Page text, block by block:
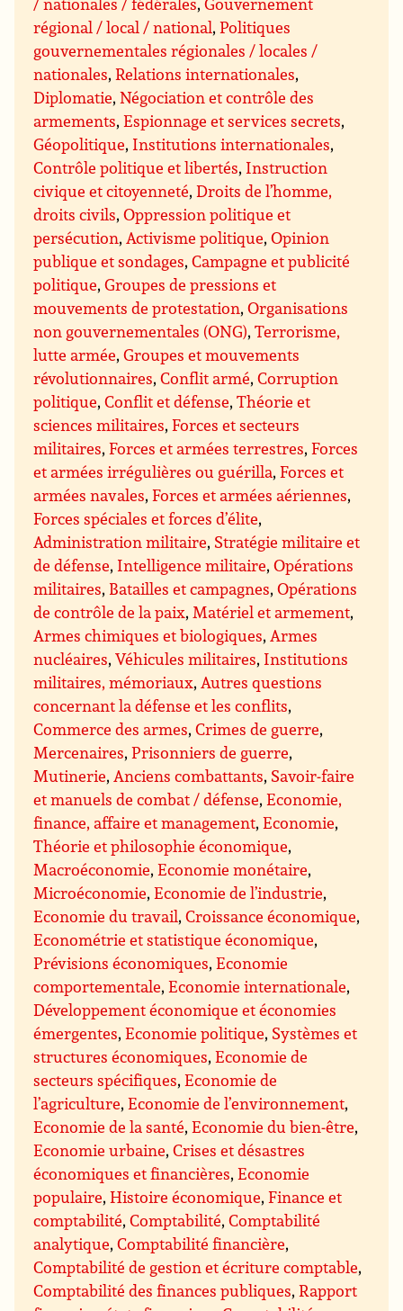
régional / local / national,Politiques
gouvernementales régionales / locales /
nationales,Relations internationales,
Diplomatie,Négociation et contrôle des
armements,Espionnage et services secrets,
Géopolitique, Institutions internationales,
Contrôle politique et libertés, Instruction
civique et citoyenneté,Droits de l’homme,
droits civils,Oppression politique et
persécution,Activisme politique,Opinion
publique et sondages,Campagne et publicité
politique,Groupes de pressions et
mouvements de protestation,Organisations
non gouvernementales (ONG),Terrorisme,
lutte armée,Groupes et mouvements
révolutionnaires,Conflit armé,Corruption
politique,Conflit et défense,Théorie et
sciences militaires,Forces et secteurs
militaires,Forces et armées terrestres,Forces
et armées irrégulières ou guérilla,Forces et
armées navales,Forces et armées aériennes,
Forces spéciales et forces d’élite,
Administration militaire, Stratégie militaire et
de défense, Intelligence militaire,Opérations
militaires, Batailles et campagnes,Opérations
de contrôle de la paix,Matériel et armement,
Armes chimiques et biologiques,Armes
nucléaires,Véhicules militaires, Institutions
militaires, mémoriaux,Autres questions
concernant la défense et les conflits,
Commerce des armes,Crimes de guerre,
Mercenaires,Prisonniers de guerre,
Mutinerie,Anciens combattants, Savoir-faire
et manuels de combat / défense,Economie,
finance, affaire et management,Economie,
Théorie et philosophie économique,
Macroéconomie,Economie monétaire,
Microéconomie,Economie de l’industrie,
Economie du travail,Croissance économique,
Econométrie et statistique économique,
Prévisions économiques,Economie
comportementale,Economie internationale,
Développement économique et économies
émergentes,Economie politique, Systèmes et
structures économiques,Economie de
secteurs spécifiques,Economie de
l’agriculture,Economie de l’environnement,
Economie de la santé,Economie du bien-être,
Economie urbaine,Crises et désastres
économiques et financières,Economie
populaire,Histoire économique,Finance et
comptabilité,Comptabilité,Comptabilité
analytique,Comptabilité financière,
Comptabilité de gestion et écriture comptable,
Comptabilité des finances publiques,Rapport